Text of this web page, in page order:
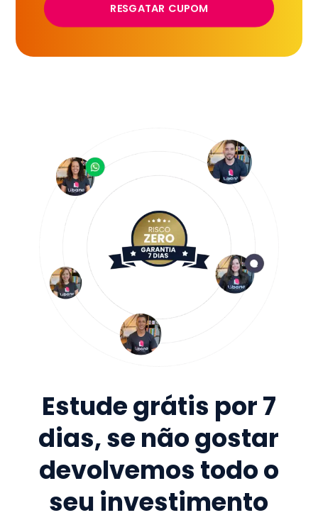
RESGATAR CUPOM
Estude grátis por 7
dias, se não gostar
devolvemos todo o
seu investimento